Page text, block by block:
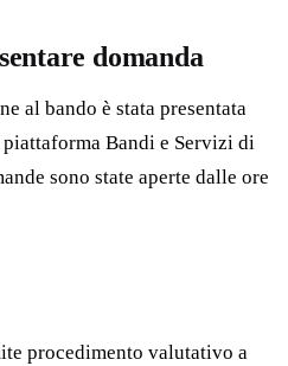
domanda
al bando è stata presentata
Bandi e Servizi di
sono state aperte dalle ore
procedimento valutativo a